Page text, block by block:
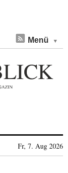
Menü
Fr, 7. Aug 2026